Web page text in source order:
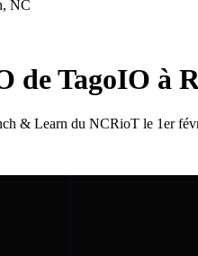
NC
de TagoIO à
& Learn du NCRioT le 1er